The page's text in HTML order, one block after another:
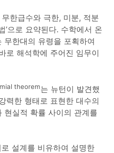
한급수와 극한, 미분, 적분
’으로 요약된다. 수학에서 온
무한대의 유령을 포획하여
로 해석학에 주어진 임무이
theorem는 뉴턴이 발견했
력한 형태로 표현한 대수의
현실적 확률 사이의 관계를
설계를 비유하여 설명한